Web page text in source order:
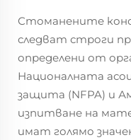
Стоманените
следват строги
определени от
Националната
защита (NFPA) и
изпитване на
имат голямо